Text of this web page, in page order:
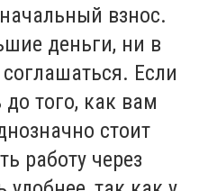
взнос.
деньги, ни в
Если
до того, как вам
стоит
работу через